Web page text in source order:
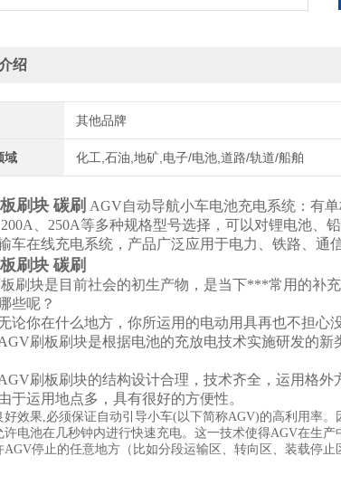
绍
其他品牌
域 化工,石油,地矿,电子/电池,道路/轨道/船舶
刷块 碳刷 AGV自动导航小车电池充电系统：有
、250A等多种规格型号选择，可以对锂电池
车在线充电系统，产品广泛应用于电力、铁路、通
刷块 碳刷
刷块是目前社会的初生产物，是当下***常用的补
些呢？
你在什么地方，你所运用的电动用具再也不担心没
刷板刷块是根据电池的充放电技术实施研发的新
刷板刷块的结构设计合理，技术齐全，运用格外
运用地点多，具有很好的方便性。
好效果,必须保证自动引导小车(以下简称AGV)的高利用率
许电池在几秒钟内进行快速充电。这一技术使得AGV在生
AGV停止的任意地方（比如分段运输区、转向区、装载停